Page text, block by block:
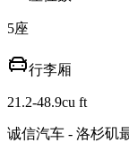
5座
行李厢
21.2-48.9cu ft
诚信汽车 - 洛杉矶